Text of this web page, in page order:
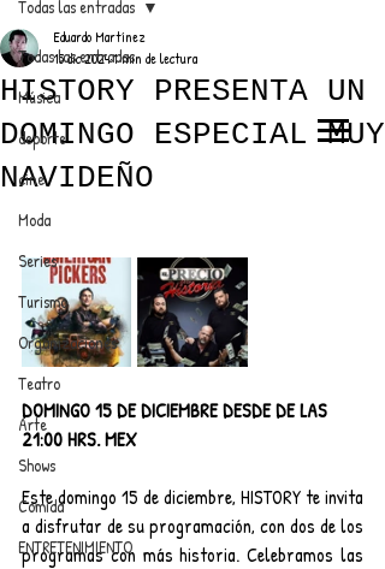
ANUNCIATE CON NOSOTROS
PARA MÁS INFORMACIÓN:
dinamicaseltrendytop@gmail.com
EL TRENDY TOP
CON EDDY MARTINEZ
Todas las entradas
Música
deporte
cine
Moda
Series
Turismo
Organizaciones
Teatro
Arte
Shows
Comida
ENTRETENIMIENTO
Todas las entradas
HISTORY PRESENTA UN
DOMINGO ESPECIAL MUY
NAVIDEÑO
Eduardo Martínez
15 dic 20241 min de lectura
DOMINGO 15 DE DICIEMBRE DESDE DE LAS
21:00 HRS. MEX
Este domingo 15 de diciembre, HISTORY te invita
a disfrutar de su programación, con dos de los
programas con más historia. Celebramos las